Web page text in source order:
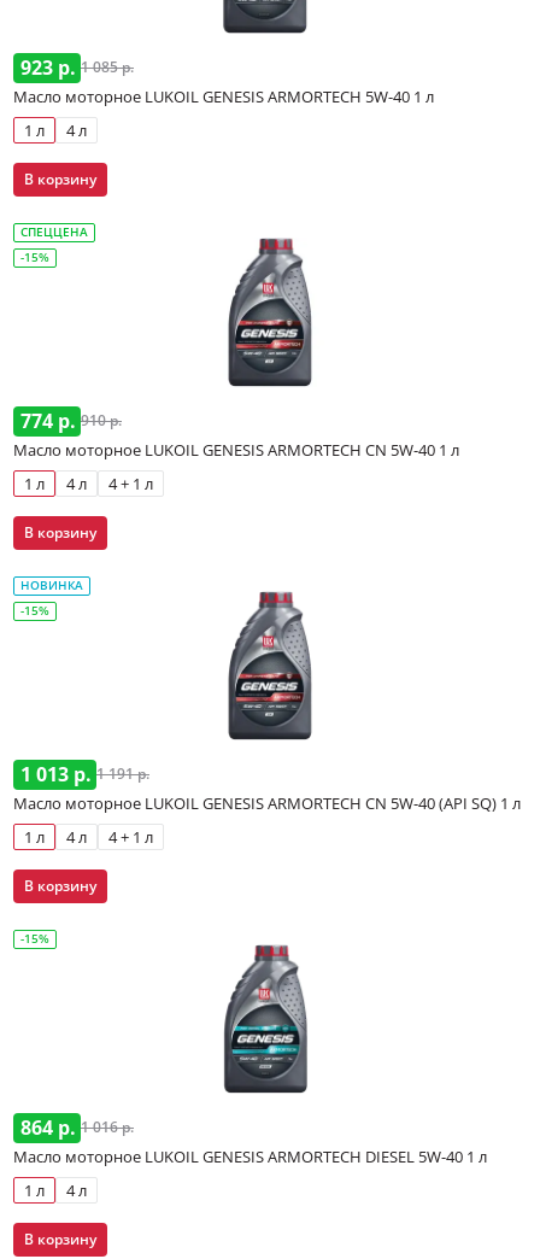
923 р. 1 085 р.
Масло моторное LUKOIL GENESIS ARMORTECH 5W-40 1 л
1 л
4 л
В корзину
СПЕЦЦЕНА
-15%
774 р. 910 р.
Масло моторное LUKOIL GENESIS ARMORTECH CN 5W-40 1 л
1 л
4 л 4 + 1 л
В корзину
НОВИНКА
-15%
1 013 р. 1 191 р.
Масло моторное LUKOIL GENESIS ARMORTECH CN 5W-40 (API SQ) 1 л
1 л
4 л 4 + 1 л
В корзину
-15%
864 р. 1 016 р.
Масло моторное LUKOIL GENESIS ARMORTECH DIESEL 5W-40 1 л
1 л
4 л
В корзину